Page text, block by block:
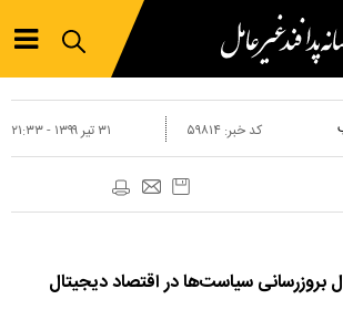
۳۱ تير ۱۳۹۹ - ۲۱:۳۳ کد خبر:۵۹۸۱۴
بروزرسانی سیاست‌ها در اقتصاد دیجیتال